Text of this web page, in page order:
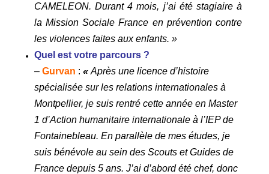
CAMELEON. Durant 4 mois, j’ai été stagiaire à
la Mission Sociale France en prévention contre
les violences faites aux enfants. »
Quel est votre parcours ?
– Gurvan : « Après une licence d’histoire
spécialisée sur les relations internationales à
Montpellier, je suis rentré cette année en Master
1 d’Action humanitaire internationale à l’IEP de
Fontainebleau. En parallèle de mes études, je
suis bénévole au sein des Scouts et Guides de
France depuis 5 ans. J’ai d’abord été chef, donc